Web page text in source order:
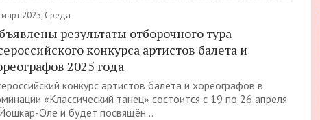
2025, Среда
результаты отборочного тура
конкурса артистов балета и
2025 года
конкурс артистов балета и хореографов в
«Классический танец» состоится с 19 по 26 апреля
Оле и будет посвящён...